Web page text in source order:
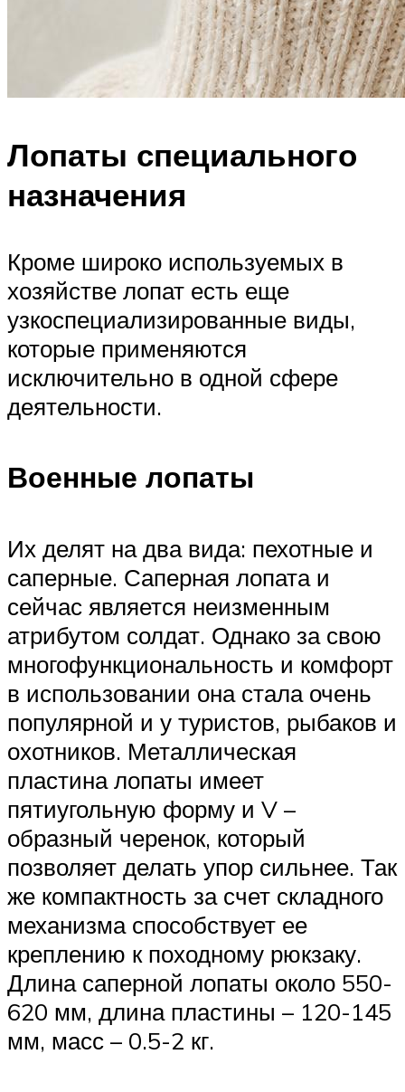
Лопаты специального
назначения
Кроме широко используемых в
хозяйстве лопат есть еще
узкоспециализированные виды,
которые применяются
исключительно в одной сфере
деятельности.
Военные лопаты
Их делят на два вида: пехотные и
саперные. Саперная лопата и
сейчас является неизменным
атрибутом солдат. Однако за свою
многофункциональность и комфорт
в использовании она стала очень
популярной и у туристов, рыбаков и
охотников. Металлическая
пластина лопаты имеет
пятиугольную форму и V –
образный черенок, который
позволяет делать упор сильнее. Так
же компактность за счет складного
механизма способствует ее
креплению к походному рюкзаку.
Длина саперной лопаты около 550-
620 мм, длина пластины – 120-145
мм, масс – 0.5-2 кг.